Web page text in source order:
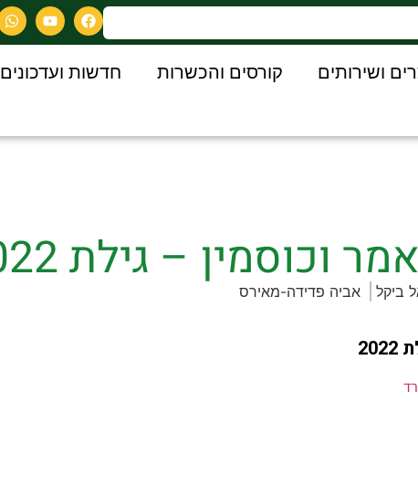
ושירותים קורסים והכשרות חדשות ועדכונים
– גילת 2022
ביקל אביה פדידה-מאירס